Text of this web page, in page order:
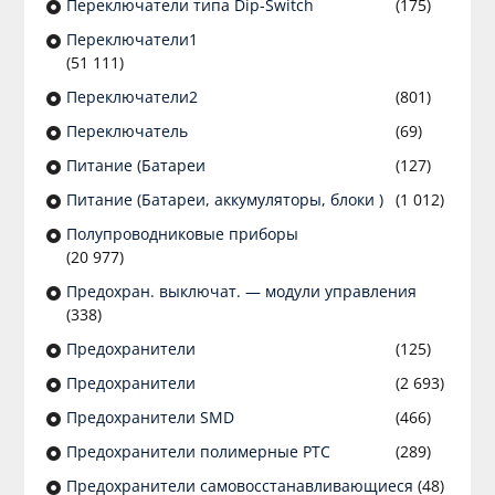
Переключатели типа Dip-Switch
(175)
Переключатели1
(51 111)
Переключатели2
(801)
Переключатель
(69)
Питание (Батареи
(127)
Питание (Батареи, аккумуляторы, блоки ) (1 012)
Полупроводниковые приборы
(20 977)
Предохран. выключат. — модули управления
(338)
Предохранители
(125)
Предохранители
(2 693)
Предохранители SMD
(466)
Предохранители полимерные PTC
(289)
Предохранители самовосстанавливающиеся (48)